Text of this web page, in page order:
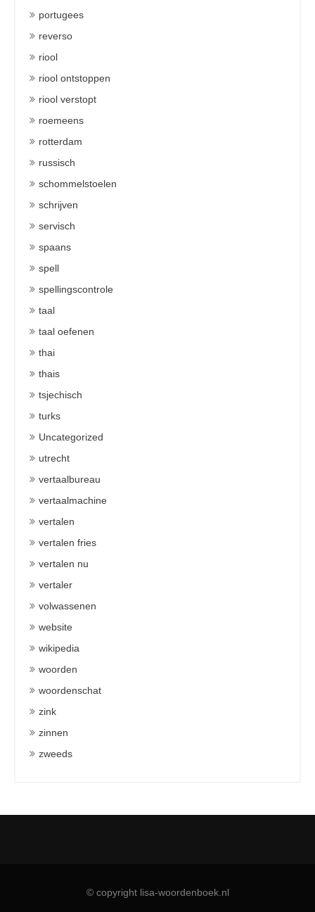
portugees
reverso
riool
riool ontstoppen
riool verstopt
roemeens
rotterdam
russisch
schommelstoelen
schrijven
servisch
spaans
spell
spellingscontrole
taal
taal oefenen
thai
thais
tsjechisch
turks
Uncategorized
utrecht
vertaalbureau
vertaalmachine
vertalen
vertalen fries
vertalen nu
vertaler
volwassenen
website
wikipedia
woorden
woordenschat
zink
zinnen
zweeds
© copyright lisa-woordenboek.nl